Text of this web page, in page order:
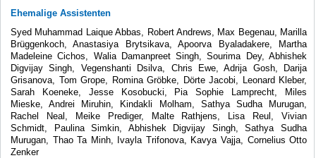
Ehemalige Assistenten
Syed Muhammad Laique Abbas, Robert Andrews, Max Begenau, Marilla
Brüggenkoch, Anastasiya Brytsikava, Apoorva Byaladakere, Martha
Madeleine Cichos, Walia Damanpreet Singh, Sourima Dey, Abhishek
Digvijay Singh, Vegenshanti Dsilva, Chris Ewe, Adrija Gosh, Darija
Grisanova, Tom Grope, Romina Gröbke, Dörte Jacobi, Leonard Kleber,
Sarah Koeneke, Jesse Kosobucki, Pia Sophie Lamprecht, Miles
Mieske, Andrei Miruhin, Kindakli Molham, Sathya Sudha Murugan,
Rachel Neal, Meike Prediger, Malte Rathjens, Lisa Reul, Vivian
Schmidt, Paulina Simkin, Abhishek Digvijay Singh, Sathya Sudha
Murugan, Thao Ta Minh, Ivayla Trifonova, Kavya Vajja, Cornelius Otto
Zenker